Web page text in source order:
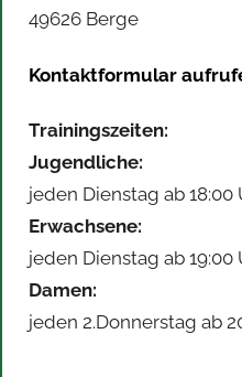
49626 Berge
Kontaktformular
Trainingszeiten:
Jugendliche:
jeden Dienstag ab 18:00
Erwachsene:
jeden Dienstag ab 19:00
Damen:
jeden 2.Donnerstag ab